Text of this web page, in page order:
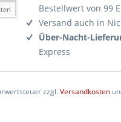
Bestellwert von 99
Versand auch in
Über-Nacht-
Express
zzgl.Versandkosten